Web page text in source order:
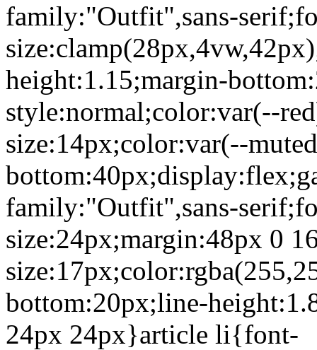
family:"Outfit",sans-
height:1.15;margin-
style:normal;color:var(--
size:14px;color:var(--
family:"Outfit",sans-
size:24px;margin:48px 0
bottom:20px;line-
24px 24px}article li{font-